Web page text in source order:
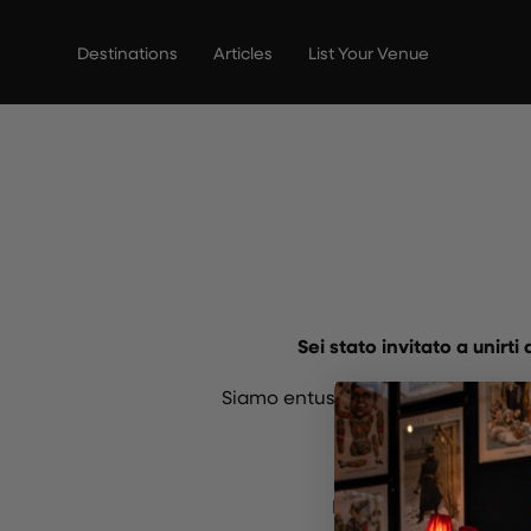
contenutoDestinations Articles List Your Venue
Sei stato invitato a unirti
Siamo entusiasti di mettere in
Dopo aver inviato il